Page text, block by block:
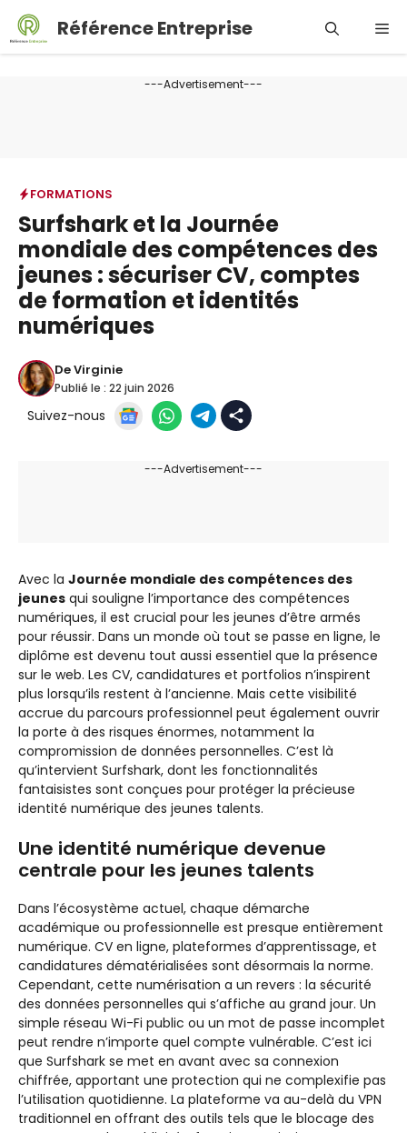
Aller
contenu
Référence Entreprise
---Advertisement---
FORMATIONS
Surfshark et la Journée
mondiale des compétences des
jeunes : sécuriser CV, comptes
de formation et identités
numériques
DeVirginie
Publié le : 22 juin 2026
Suivez-nous
---Advertisement---
Avec la Journée mondiale des compétences des
jeunes qui souligne l’importance des compétences
numériques, il est crucial pour les jeunes d’être armés
pour réussir. Dans un monde où tout se passe en ligne, le
diplôme est devenu tout aussi essentiel que la présence
sur le web. Les CV, candidatures et portfolios n’inspirent
plus lorsqu’ils restent à l’ancienne. Mais cette visibilité
accrue du parcours professionnel peut également ouvrir
la porte à des risques énormes, notamment la
compromission de données personnelles. C’est là
qu’intervient Surfshark, dont les fonctionnalités
fantaisistes sont conçues pour protéger la précieuse
identité numérique des jeunes talents.
Une identité numérique devenue
centrale pour les jeunes talents
Dans l’écosystème actuel, chaque démarche
académique ou professionnelle est presque entièrement
numérique. CV en ligne, plateformes d’apprentissage, et
candidatures dématérialisées sont désormais la norme.
Cependant, cette numérisation a un revers : la sécurité
des données personnelles qui s’affiche au grand jour. Un
simple réseau Wi-Fi public ou un mot de passe incomplet
peut rendre n’importe quel compte vulnérable. C’est ici
que Surfshark se met en avant avec sa connexion
chiffrée, apportant une protection qui ne complexifie pas
l’utilisation quotidienne. La plateforme va au-delà du VPN
traditionnel en offrant des outils tels que le blocage des